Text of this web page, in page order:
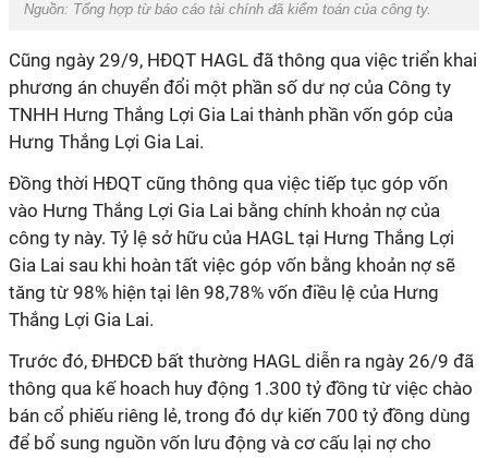
Nguồn: Tổng hợp từ báo cáo tài chính đã kiểm toán của công ty.
Cũng ngày 29/9, HĐQT HAGL đã thông qua việc triển khai
phương án chuyển đổi một phần số dư nợ của Công ty
TNHH Hưng Thắng Lợi Gia Lai thành phần vốn góp của
Hưng Thắng Lợi Gia Lai.
Đồng thời HĐQT cũng thông qua việc tiếp tục góp vốn
vào Hưng Thắng Lợi Gia Lai bằng chính khoản nợ của
công ty này. Tỷ lệ sở hữu của HAGL tại Hưng Thắng Lợi
Gia Lai sau khi hoàn tất việc góp vốn bằng khoản nợ sẽ
tăng từ 98% hiện tại lên 98,78% vốn điều lệ của Hưng
Thắng Lợi Gia Lai.
Trước đó, ĐHĐCĐ bất thường HAGL diễn ra ngày 26/9 đã
thông qua kế hoach huy động 1.300 tỷ đồng từ việc chào
bán cổ phiếu riêng lẻ, trong đó dự kiến 700 tỷ đồng dùng
để bổ sung nguồn vốn lưu động và cơ cấu lại nợ cho